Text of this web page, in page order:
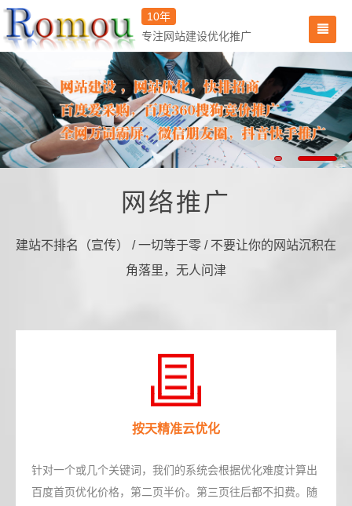
10年
专注网站建设优化推广
1 2
网络推广
建站不排名（宣传） / 一切等于零 / 不要让你的网站沉积在
角落里，无人问津
按天精准云优化
针对一个或几个关键词，我们的系统会根据优化难度计算出
百度首页优化价格，第二页半价。第三页往后都不扣费。随